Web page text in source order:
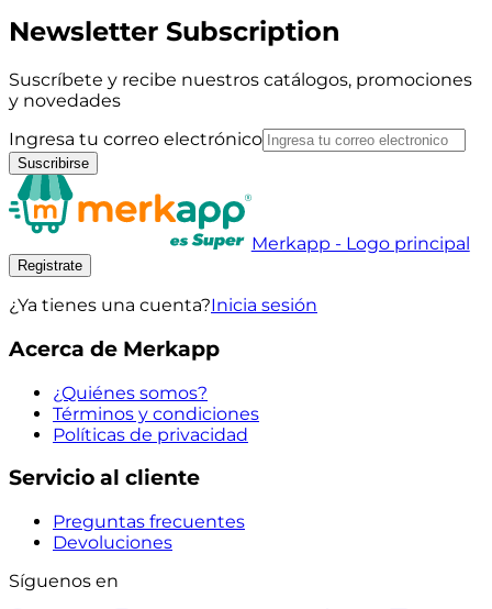
Newsletter Subscription
Suscríbete y recibe nuestros catálogos, promociones
y novedades
Ingresa tu correo electrónico
Suscribirse
Merkapp - Logo principal
Registrate
¿Ya tienes una cuenta?Inicia sesión
Acerca de Merkapp
¿Quiénes somos?
Términos y condiciones
Políticas de privacidad
Servicio al cliente
Preguntas frecuentes
Devoluciones
Síguenos en